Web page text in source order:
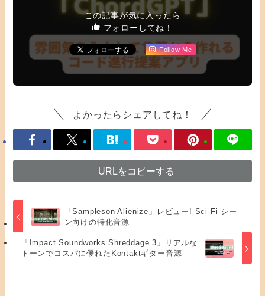
この記事が気に入ったら
フォローしてね！
Follow Me
よかったらシェアしてね！
URLをコピーする
「Sampleson Alienize」レビュー! Sci-Fi シー
ン向けの特化音源
「Impact Soundworks Shreddage 3」リアルな
トーンでコスパに優れたKontaktギター音源